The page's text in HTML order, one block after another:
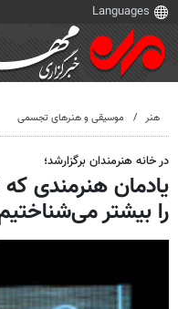
هنر موسیقی و هنرهای تجسمی
در خانه هنرمندان برگزارشد؛
یادمان هنرمندی که
را بیشتر